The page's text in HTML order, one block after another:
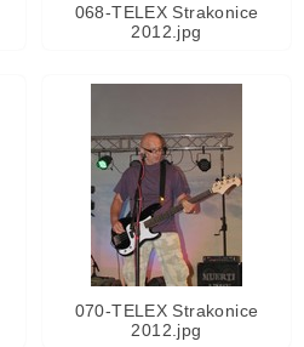
068-TELEX Strakonice
2012.jpg
070-TELEX Strakonice
2012.jpg